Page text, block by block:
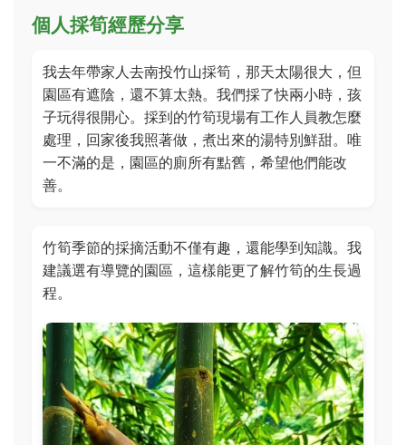
個人採筍經歷分享
我去年帶家人去南投竹山採筍，那天太陽很大，但
園區有遮陰，還不算太熱。我們採了快兩小時，孩
子玩得很開心。採到的竹筍現場有工作人員教怎麼
處理，回家後我照著做，煮出來的湯特別鮮甜。唯
一不滿的是，園區的廁所有點舊，希望他們能改
善。
竹筍季節的採摘活動不僅有趣，還能學到知識。我
建議選有導覽的園區，這樣能更了解竹筍的生長過
程。